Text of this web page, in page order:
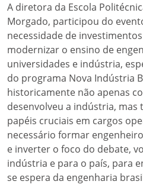
A diretora da Escola
Morgado, participou do
necessidade de
modernizar o ensino de
universidades e indústria,
do programa Nova Indústria
historicamente não apenas
desenvolveu a indústria,
papéis cruciais em cargos
necessário formar
e inverter o foco do debate,
indústria e para o país, para
se espera da engenharia